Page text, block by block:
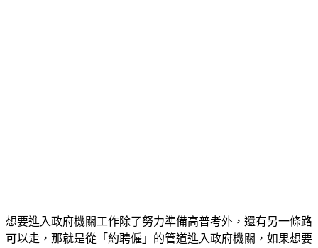
想要進入政府機關工作除了努力準備高普考外，還有另一條路
可以走，那就是從「約聘僱」的管道進入政府機關，如果想要